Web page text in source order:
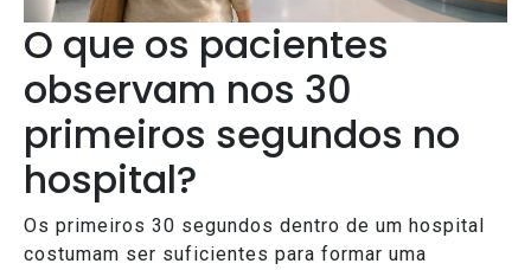
O que os pacientes
observam nos 30
primeiros segundos no
hospital?
Os primeiros 30 segundos dentro de um hospital
costumam ser suficientes para formar uma